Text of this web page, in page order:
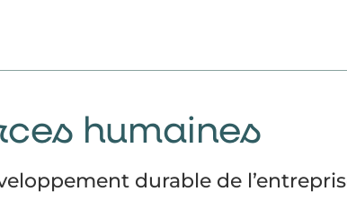
humaines
durable de